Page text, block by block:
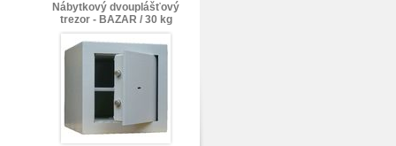
Nábytkový dvouplášťový
trezor - BAZAR / 30 kg